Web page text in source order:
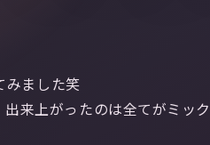
みました笑
来上がったのは全てがミ